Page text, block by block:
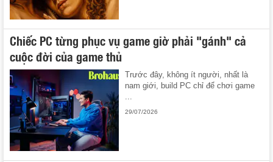
Chiếc PC từng phục vụ game giờ phải "gánh" cả
cuộc đời của game thủ
Trước đây, không ít người, nhất là
nam giới, build PC chỉ để chơi game
29/07/2026